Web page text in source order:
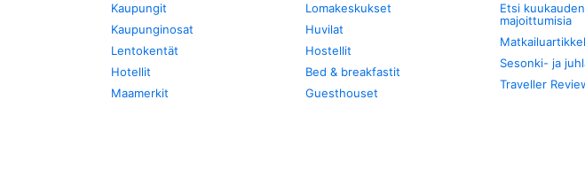
Kaupungit
Kaupunginosat
Lentokentät
Hotellit
Maamerkit
Lomakeskukset
Huvilat
Hostellit
Bed & breakfastit
Guesthouset
Etsi
majoittumisia
Sesonki- ja
Traveller